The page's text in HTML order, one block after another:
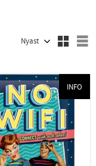
INFO